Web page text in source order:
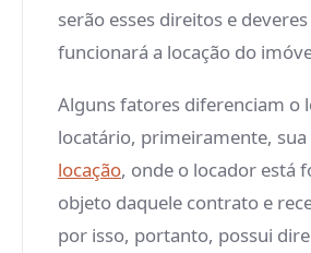
serão esses direitos e
funcionará a locação do
Alguns fatores diferenciam o
locatário, primeiramente, sua
locação, onde o locador está
objeto daquele contrato e
por isso, portanto, possui